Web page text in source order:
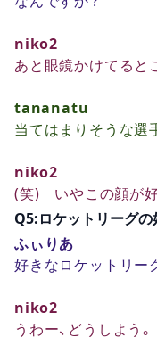
niko2
あと眼鏡かけてると
tananatu
当てはまりそうな選
niko2
(笑) いやこの顔が好
Q5:ロケットリーグの
ふぃりあ
好きなロケットリー
niko2
うわー、どうしよう